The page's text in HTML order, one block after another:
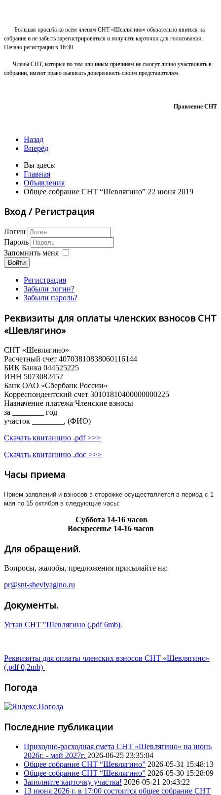
Большая просьба ко всем членам СНТ «Шевлягино» обязательно явиться на
собрание и не забыть зарегистрироваться и получить карточки для голосования.
Начало регистрации в 16:30.
Члены СНТ, которые по тем или иным причинам не смогут лично участвовать в
собрании, имеют право выписать доверенность своим представителям.
Правление СНТ
Назад
Вперёд
Вы здесь:
Главная
Объявления
Общее собрание СНТ “Шевлягино” 22 июня 2019
Вход / Регистрация
Логин
Пароль
Запомнить меня
Войти
Регистрация
Забыли логин?
Забыли пароль?
Реквизиты для оплаты членских взносов СНТ
«Шевлягино»
СНТ «Шевлягино»
Расчетный счет 40703810838060116144
БИК Банка 044525225
ИНН 5073082452
Банк ОАО «Сбербанк России»
Корреспондентский счет 30101810400000000225
Назначение платежа Членские взносы
за ________ год
участок ________, (ФИО)
Скачать квитанцию .pdf >>>
Скачать квитанцию .doc >>>
Часы приема
Прием заявлений и взносов в сторожке осуществляется в период с 1
мая по 15 октября в следующие часы:
Суббота 14-16 часов
Воскресенье 14-16 часов
Для обращений.
Вопросы, жалобы, предложения присылайте на:
pr@snt-shevlyagino.ru
Документы.
Устав СНТ "Шевлягино (.pdf 6mb).
Реквизиты для оплаты членских взносов СНТ «Шевлягино»
(.pdf 0,2mb)
Погода
Последние публикации
Приходно-расходная смета СНТ «Шевлягино» на июнь
2026г. - май 2027г. 2026-06-25 23:35:04
Общее собрание СНТ “Шевлягино” 2026-05-31 15:48:13
Общее собрание СНТ “Шевлягино” 2026-05-30 15:28:09
Заполните карточку участка! 2026-05-21 20:43:22
13 июня 2026 г. в 17:00 состоится общее собрание СНТ